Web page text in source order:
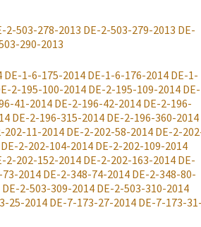
2-503-278-2013 DE-2-503-279-2013 DE-
290-2013
DE-1-6-175-2014 DE-1-6-176-2014 DE-1-
2-195-100-2014 DE-2-195-109-2014 DE-
41-2014 DE-2-196-42-2014 DE-2-196-
DE-2-196-315-2014 DE-2-196-360-2014
202-11-2014 DE-2-202-58-2014 DE-2-
DE-2-202-104-2014 DE-2-202-109-2014
2-202-152-2014 DE-2-202-163-2014 DE-
2014 DE-2-348-74-2014 DE-2-348-80-
DE-2-503-309-2014 DE-2-503-310-2014
25-2014 DE-7-173-27-2014 DE-7-173-31-